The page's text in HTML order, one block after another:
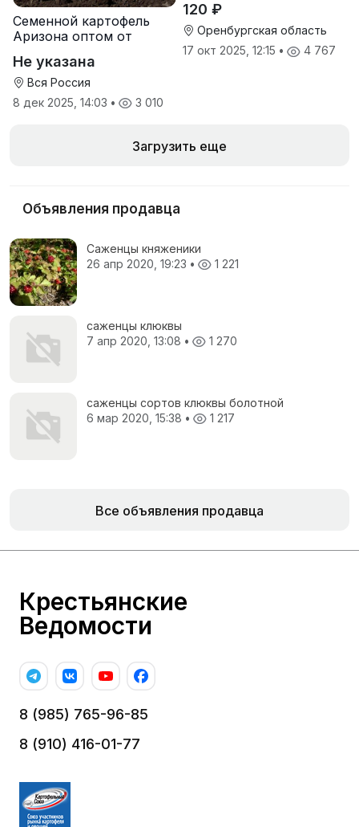
Семенной картофель
Аризона оптом от
Не указана
Вся Россия
8 дек 2025, 14:03 • 3 010
120 ₽
Оренбургская область
17 окт 2025, 12:15 • 4 767
Загрузить еще
Объявления продавца
Саженцы княженики
26 апр 2020, 19:23 • 1 221
саженцы клюквы
7 апр 2020, 13:08 • 1 270
саженцы сортов клюквы болотной
6 мар 2020, 15:38 • 1 217
Все объявления продавца
Крестьянские
Ведомости
8 (985) 765-96-85
8 (910) 416-01-77